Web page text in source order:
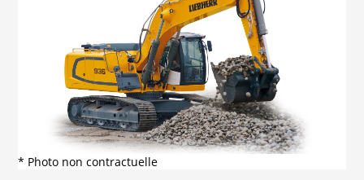
* Photo non contractuelle